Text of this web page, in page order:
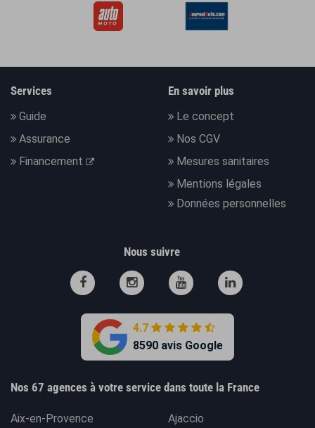
Services
Guide
Assurance
Financement
En savoir plus
Le concept
Nos CGV
Mesures sanitaires
Mentions légales
Données personnelles
Nous suivre
4.7
8590 avis Google
Nos 67 agences à votre service dans toute la France
Aix-en-Provence
Ajaccio